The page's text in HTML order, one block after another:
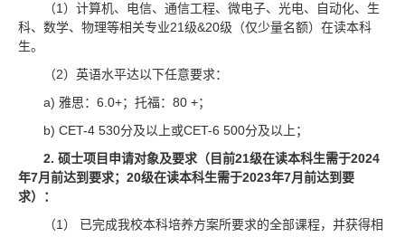
（1）计算机、电信、通信工程、微电子、光电、自动化、生
科、数学、物理等相关专业21级&20级（仅少量名额）在读本科
生。
（2）英语水平达以下任意要求：
a) 雅思：6.0+；托福：80 +；
b) CET-4 530分及以上或CET-6 500分及以上；
2. 硕士项目申请对象及要求（目前21级在读本科生需于2024
年7月前达到要求；20级在读本科生需于2023年7月前达到要
求）：
（1） 已完成我校本科培养方案所要求的全部课程，并获得相